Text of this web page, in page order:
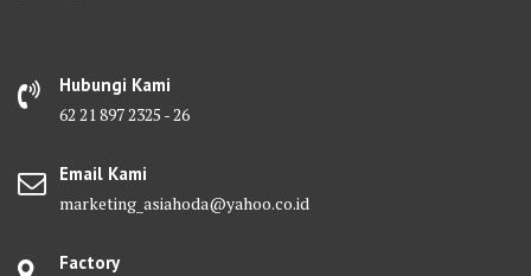
Hubungi Kami
62 21 897 2325 - 26
Email Kami
marketing_asiahoda@yahoo.co.id
Factory